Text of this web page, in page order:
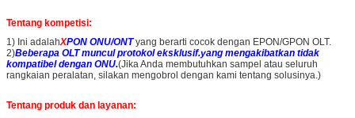
Tentang kompetisi:
1) Ini adalahXPON ONU/ONT yang berarti cocok dengan EPON/GPON OLT.
2)Beberapa OLT muncul protokol eksklusif.yang mengakibatkan tidak
kompatibel dengan ONU.(Jika Anda membutuhkan sampel atau seluruh
rangkaian peralatan, silakan mengobrol dengan kami tentang solusinya.)
Tentang produk dan layanan: